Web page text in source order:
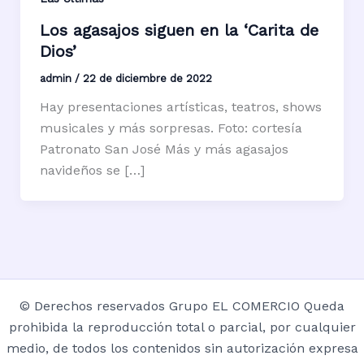
Los agasajos siguen en la ‘Carita de
Dios’
admin / 22 de diciembre de 2022
Hay presentaciones artísticas, teatros, shows
musicales y más sorpresas. Foto: cortesía
Patronato San José Más y más agasajos
navideños se […]
© Derechos reservados Grupo EL COMERCIO Queda
prohibida la reproducción total o parcial, por cualquier
medio, de todos los contenidos sin autorización expresa